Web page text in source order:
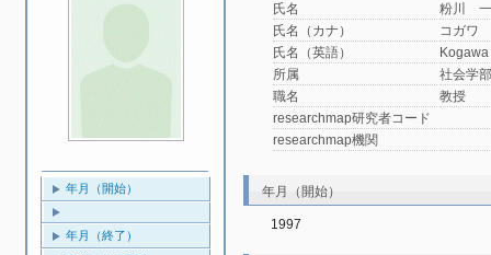
年月（開始）
年月（終了）
氏名
粉川
氏名（カナ）
コガワ
氏名（英語）
所属
社会学
職名
教授
researchmap研究者コード
researchmap機関
年月（開始）
1997